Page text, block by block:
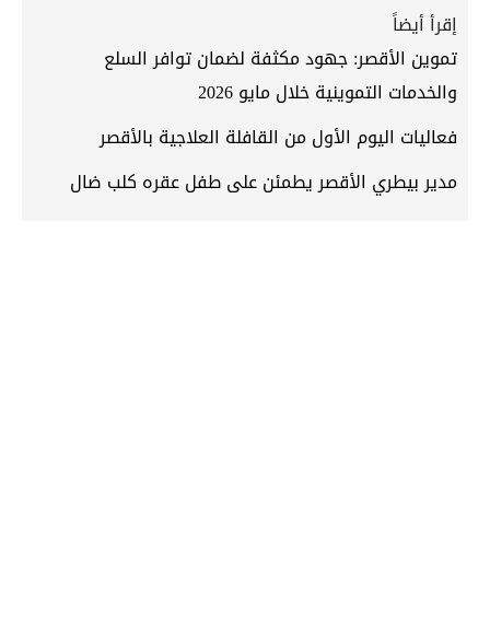
إقرأ أيضاً
تموين الأقصر: جهود مكثفة لضمان توافر السلع
والخدمات التموينية خلال مايو 2026
فعاليات اليوم الأول من القافلة العلاجية بالأقصر
مدير بيطري الأقصر يطمئن على طفل عقره كلب ضال